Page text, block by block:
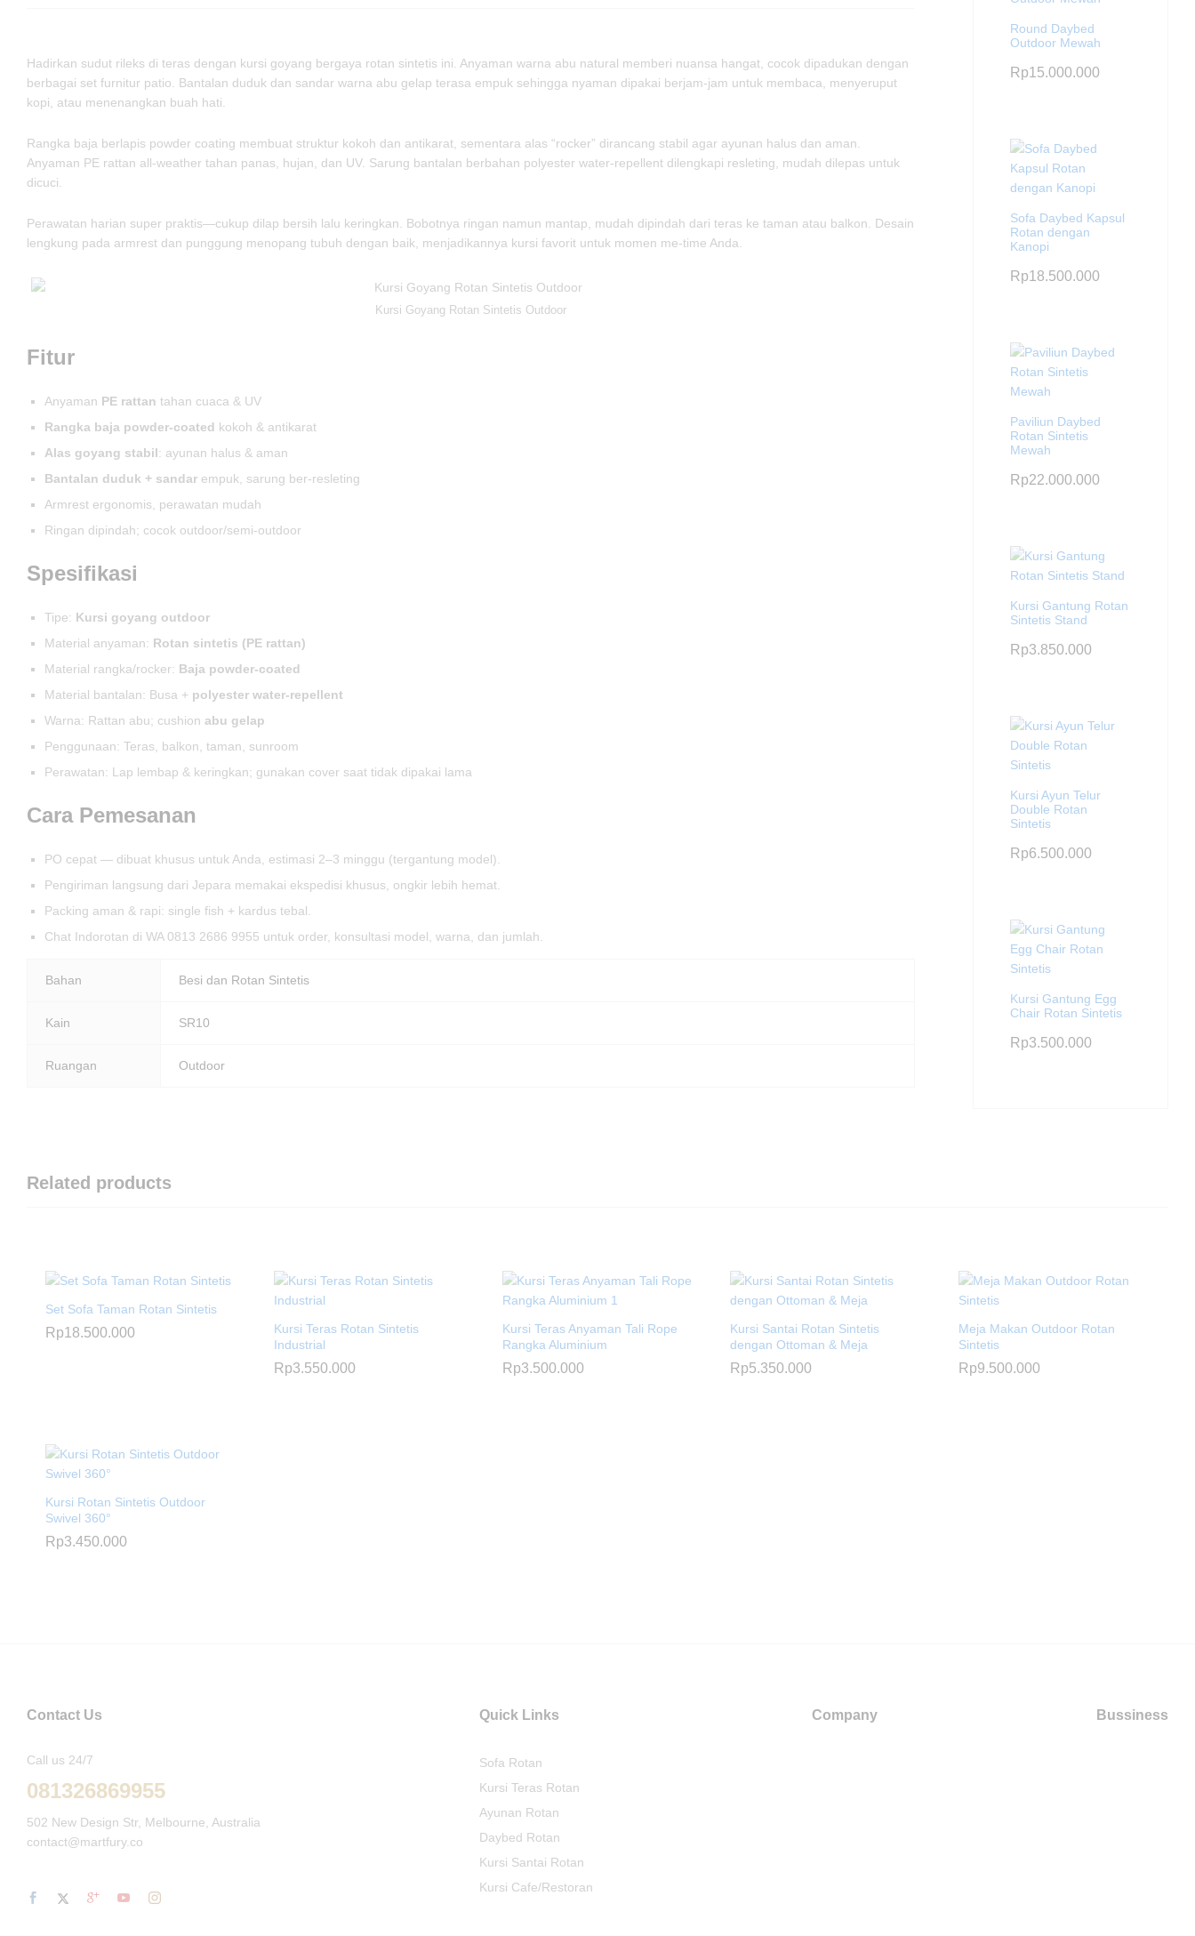
Hadirkan sudut rileks di teras dengan kursi goyang bergaya rotan sintetis ini. Anyaman warna abu natural memberi nuansa hangat, cocok dipadukan dengan
berbagai set furnitur patio. Bantalan duduk dan sandar warna abu gelap terasa empuk sehingga nyaman dipakai berjam-jam untuk membaca, menyeruput
kopi, atau menenangkan buah hati.
Rangka baja berlapis powder coating membuat struktur kokoh dan antikarat, sementara alas “rocker” dirancang stabil agar ayunan halus dan aman.
Anyaman PE rattan all-weather tahan panas, hujan, dan UV. Sarung bantalan berbahan polyester water-repellent dilengkapi resleting, mudah dilepas untuk
dicuci.
Perawatan harian super praktis—cukup dilap bersih lalu keringkan. Bobotnya ringan namun mantap, mudah dipindah dari teras ke taman atau balkon. Desain
lengkung pada armrest dan punggung menopang tubuh dengan baik, menjadikannya kursi favorit untuk momen me-time Anda.
Kursi Goyang Rotan Sintetis Outdoor
Fitur
Anyaman PE rattan tahan cuaca & UV
Rangka baja powder-coated kokoh & antikarat
Alas goyang stabil: ayunan halus & aman
Bantalan duduk + sandar empuk, sarung ber-resleting
Armrest ergonomis, perawatan mudah
Ringan dipindah; cocok outdoor/semi-outdoor
Spesifikasi
Tipe: Kursi goyang outdoor
Material anyaman: Rotan sintetis (PE rattan)
Material rangka/rocker: Baja powder-coated
Material bantalan: Busa + polyester water-repellent
Warna: Rattan abu; cushion abu gelap
Penggunaan: Teras, balkon, taman, sunroom
Perawatan: Lap lembap & keringkan; gunakan cover saat tidak dipakai lama
Cara Pemesanan
PO cepat — dibuat khusus untuk Anda, estimasi 2–3 minggu (tergantung model).
Pengiriman langsung dari Jepara memakai ekspedisi khusus, ongkir lebih hemat.
Packing aman & rapi: single fish + kardus tebal.
Chat Indorotan di WA 0813 2686 9955 untuk order, konsultasi model, warna, dan jumlah.
Bahan Besi dan Rotan Sintetis
Kain SR10
Ruangan Outdoor
Round Daybed
Outdoor Mewah
Rp15.000.000
Sofa Daybed Kapsul
Rotan dengan
Kanopi
Rp18.500.000
Paviliun Daybed
Rotan Sintetis
Mewah
Rp22.000.000
Kursi Gantung Rotan
Sintetis Stand
Rp3.850.000
Kursi Ayun Telur
Double Rotan
Sintetis
Rp6.500.000
Kursi Gantung Egg
Chair Rotan Sintetis
Rp3.500.000
Related products
Set Sofa Taman Rotan Sintetis
Rp18.500.000
Kursi Teras Rotan Sintetis
Industrial
Rp3.550.000
Kursi Teras Anyaman Tali Rope
Rangka Aluminium
Rp3.500.000
Kursi Santai Rotan Sintetis
dengan Ottoman & Meja
Rp5.350.000
Meja Makan Outdoor Rotan
Sintetis
Rp9.500.000
Kursi Rotan Sintetis Outdoor
Swivel 360°
Rp3.450.000
Contact Us
Call us 24/7
081326869955
502 New Design Str, Melbourne, Australia
contact@martfury.co
Quick Links
Sofa Rotan
Kursi Teras Rotan
Ayunan Rotan
Daybed Rotan
Kursi Santai Rotan
Kursi Cafe/Restoran
Company Bussiness